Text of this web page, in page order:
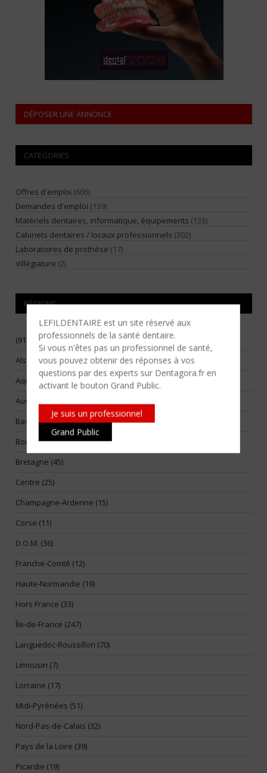
LEFILDENTAIRE est un site réservé aux
professionnels de la santé dentaire.
Si vous n'êtes​ pas un professionnel de santé,
vous pouvez obtenir des réponses à vos
questions par des experts sur Dentagora.fr en
activant le bouton Grand Public.
Je suis un professionnel
Grand Public
DÉPOSER UNE ANNONCE
CATÉGORIES
Offres d'emploi (606)
Demandes d'emploi (139)
Matériels dentaires, informatique, équipements (133)
Cabinets dentaires / locaux professionnels (302)
Laboratoires de prothèse (17)
Villégiature (2)
RÉGIONS
(91)
Alsace (17)
Aquitaine (55)
Auvergne (14)
Basse-Normandie (25)
Bourgogne (26)
Bretagne (45)
Centre (25)
Champagne-Ardenne (15)
Corse (11)
D.O.M. (36)
Franche-Comté (12)
Haute-Normandie (19)
Hors France (33)
Île-de-France (247)
Languedoc-Roussillon (70)
Limousin (7)
Lorraine (17)
Midi-Pyrénées (51)
Nord-Pas-de-Calais (32)
Pays de la Loire (39)
Picardie (19)